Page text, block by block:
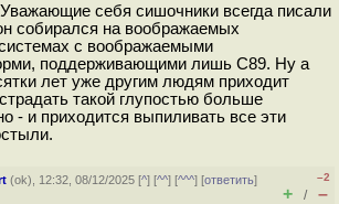
себя сишочники всегда писали
собирался на воображаемых
с воображаемыми
поддерживающими лишь C89. Ну а
лет уже другим людям приходит
такой глупостью больше
- и приходится выпиливать все эти
(ok), 12:32, 08/12/2025 [^] [^^] [^^^] [ответить]
–2
+ / –